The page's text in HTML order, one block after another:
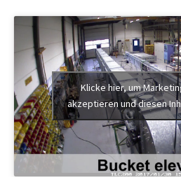
Klicke hier, um
akzeptieren und diesen